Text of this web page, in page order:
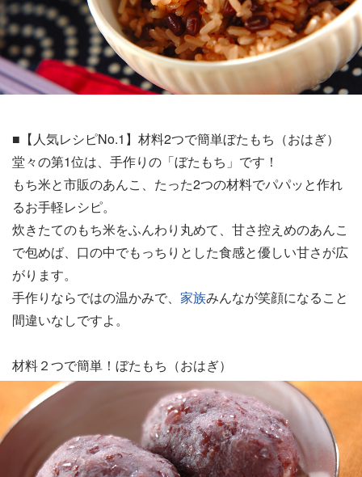
■【人気レシピNo.1】材料2つで簡単ぼたもち（おはぎ）
堂々の第1位は、手作りの「ぼたもち」です！
もち米と市販のあんこ、たった2つの材料でパパッと作れ
るお手軽レシピ。
炊きたてのもち米をふんわり丸めて、甘さ控えめのあんこ
で包めば、口の中でもっちりとした食感と優しい甘さが広
がります。
手作りならではの温かみで、 家族みんなが笑顔になること
間違いなしですよ。
材料２つで簡単！ぼたもち（おはぎ）